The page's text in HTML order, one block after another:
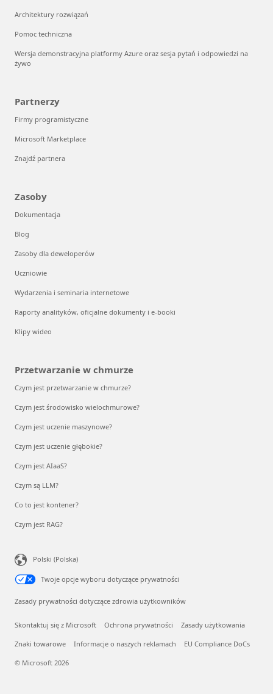
Architektury rozwiązań
Pomoc techniczna
Wersja demonstracyjna platformy Azure oraz sesja pytań i odpowiedzi na
żywo
Partnerzy
Firmy programistyczne
Microsoft Marketplace
Znajdź partnera
Zasoby
Dokumentacja
Blog
Zasoby dla deweloperów
Uczniowie
Wydarzenia i seminaria internetowe
Raporty analityków, oficjalne dokumenty i e-booki
Klipy wideo
Przetwarzanie w chmurze
Czym jest przetwarzanie w chmurze?
Czym jest środowisko wielochmurowe?
Czym jest uczenie maszynowe?
Czym jest uczenie głębokie?
Czym jest AIaaS?
Czym są LLM?
Co to jest kontener?
Czym jest RAG?
Polski (Polska)
Twoje opcje wyboru dotyczące prywatności
Zasady prywatności dotyczące zdrowia użytkowników
Skontaktuj się z Microsoft Ochrona prywatności Zasady użytkowania
Znaki towarowe Informacje o naszych reklamach EU Compliance DoCs
© Microsoft 2026